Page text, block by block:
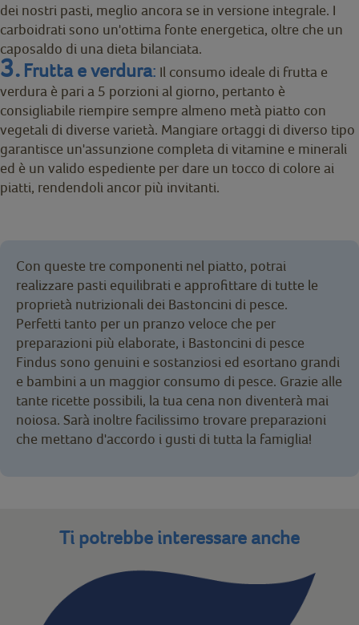
dei nostri pasti, meglio ancora se in versione integrale. I
carboidrati sono un'ottima fonte energetica, oltre che un
caposaldo di una dieta bilanciata.
3. Frutta e verdura: Il consumo ideale di frutta e
verdura è pari a 5 porzioni al giorno, pertanto è
consigliabile riempire sempre almeno metà piatto con
vegetali di diverse varietà. Mangiare ortaggi di diverso tipo
garantisce un'assunzione completa di vitamine e minerali
ed è un valido espediente per dare un tocco di colore ai
piatti, rendendoli ancor più invitanti.
Con queste tre componenti nel piatto, potrai
realizzare pasti equilibrati e approfittare di tutte le
proprietà nutrizionali dei Bastoncini di pesce.
Perfetti tanto per un pranzo veloce che per
preparazioni più elaborate, i Bastoncini di pesce
Findus sono genuini e sostanziosi ed esortano grandi
e bambini a un maggior consumo di pesce. Grazie alle
tante ricette possibili, la tua cena non diventerà mai
noiosa. Sarà inoltre facilissimo trovare preparazioni
che mettano d'accordo i gusti di tutta la famiglia!
Ti potrebbe interessare anche